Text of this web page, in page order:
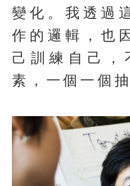
變化。我透過
作的邏輯，也
己訓練自己，
素，一個一個